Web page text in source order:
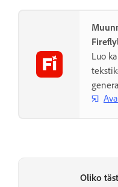
Luo
Oliko